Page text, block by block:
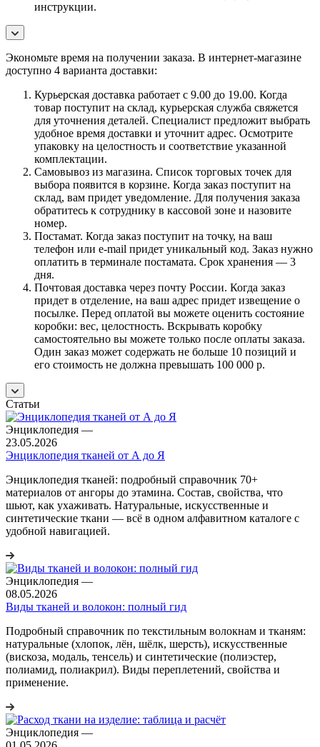
инструкции.
Экономьте время на получении заказа. В интернет-магазине
доступно 4 варианта доставки:
Курьерская доставка работает с 9.00 до 19.00. Когда
товар поступит на склад, курьерская служба свяжется
для уточнения деталей. Специалист предложит выбрать
удобное время доставки и уточнит адрес. Осмотрите
упаковку на целостность и соответствие указанной
комплектации.
Самовывоз из магазина. Список торговых точек для
выбора появится в корзине. Когда заказ поступит на
склад, вам придет уведомление. Для получения заказа
обратитесь к сотруднику в кассовой зоне и назовите
номер.
Постамат. Когда заказ поступит на точку, на ваш
телефон или e-mail придет уникальный код. Заказ нужно
оплатить в терминале постамата. Срок хранения — 3
дня.
Почтовая доставка через почту России. Когда заказ
придет в отделение, на ваш адрес придет извещение о
посылке. Перед оплатой вы можете оценить состояние
коробки: вес, целостность. Вскрывать коробку
самостоятельно вы можете только после оплаты заказа.
Один заказ может содержать не больше 10 позиций и
его стоимость не должна превышать 100 000 р.
Статьи
Энциклопедия —
23.05.2026
Энциклопедия тканей от А до Я
Энциклопедия тканей: подробный справочник 70+
материалов от ангоры до этамина. Состав, свойства, что
шьют, как ухаживать. Натуральные, искусственные и
синтетические ткани — всё в одном алфавитном каталоге с
удобной навигацией.
Энциклопедия —
08.05.2026
Виды тканей и волокон: полный гид
Подробный справочник по текстильным волокнам и тканям:
натуральные (хлопок, лён, шёлк, шерсть), искусственные
(вискоза, модаль, тенсель) и синтетические (полиэстер,
полиамид, полиакрил). Виды переплетений, свойства и
применение.
Энциклопедия —